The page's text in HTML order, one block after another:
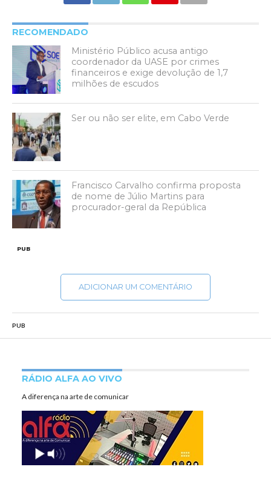
RECOMENDADO
Ministério Público acusa antigo
coordenador da UASE por crimes
financeiros e exige devolução de 1,7
milhões de escudos
Ser ou não ser elite, em Cabo Verde
Francisco Carvalho confirma proposta
de nome de Júlio Martins para
procurador-geral da República
PUB
ADICIONAR UM COMENTÁRIO
PUB
RÁDIO ALFA AO VIVO
A diferença na arte de comunicar